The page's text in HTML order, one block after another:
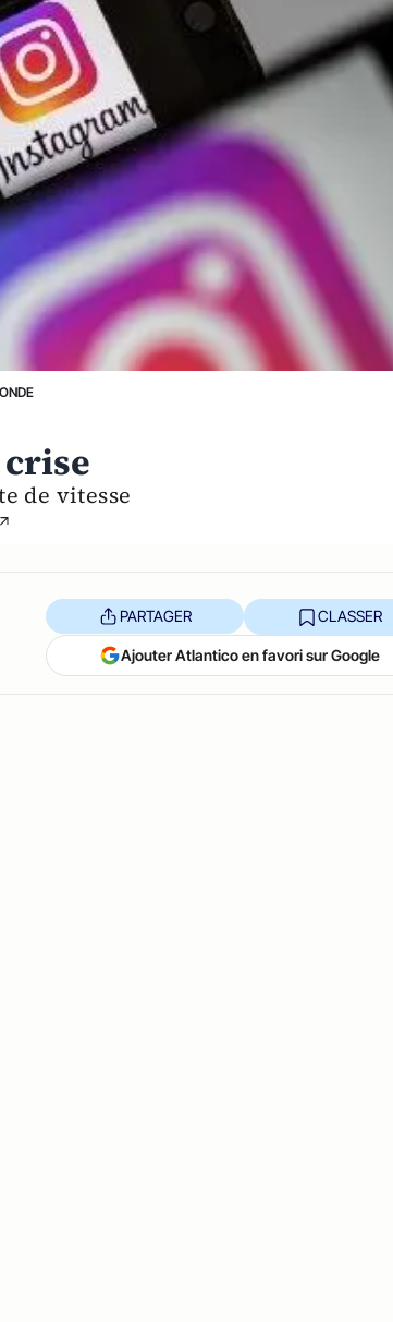
de vitesse
PARTAGER CLASSER
Ajouter Atlantico en favori sur Google